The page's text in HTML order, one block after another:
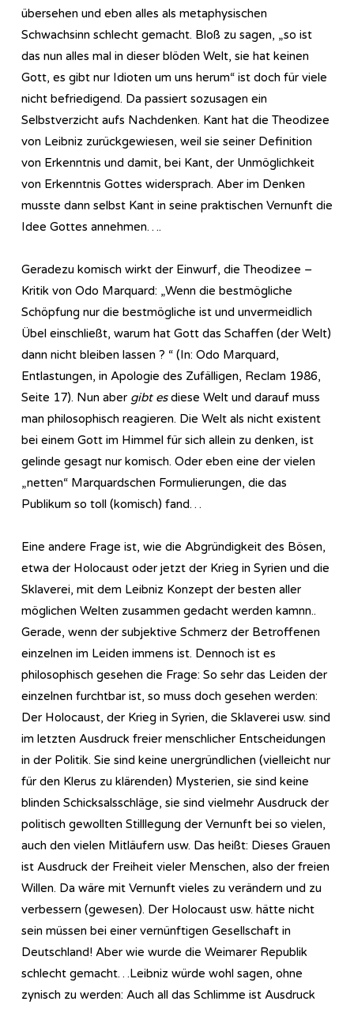
übersehen und eben alles als metaphysischen
Schwachsinn schlecht gemacht. Bloß zu sagen, „so ist
das nun alles mal in dieser blöden Welt, sie hat keinen
Gott, es gibt nur Idioten um uns herum“ ist doch für viele
nicht befriedigend. Da passiert sozusagen ein
Selbstverzicht aufs Nachdenken. Kant hat die Theodizee
von Leibniz zurückgewiesen, weil sie seiner Definition
von Erkenntnis und damit, bei Kant, der Unmöglichkeit
von Erkenntnis Gottes widersprach. Aber im Denken
musste dann selbst Kant in seine praktischen Vernunft die
Idee Gottes annehmen….
Geradezu komisch wirkt der Einwurf, die Theodizee –
Kritik von Odo Marquard: „Wenn die bestmögliche
Schöpfung nur die bestmögliche ist und unvermeidlich
Übel einschließt, warum hat Gott das Schaffen (der Welt)
dann nicht bleiben lassen ? “ (In: Odo Marquard,
Entlastungen, in Apologie des Zufälligen, Reclam 1986,
Seite 17). Nun aber gibt esdiese Welt und darauf muss
man philosophisch reagieren. Die Welt als nicht existent
bei einem Gott im Himmel für sich allein zu denken, ist
gelinde gesagt nur komisch. Oder eben eine der vielen
„netten“ Marquardschen Formulierungen, die das
Publikum so toll (komisch) fand…
Eine andere Frage ist, wie die Abgründigkeit des Bösen,
etwa der Holocaust oder jetzt der Krieg in Syrien und die
Sklaverei, mit dem Leibniz Konzept der besten aller
möglichen Welten zusammen gedacht werden kamnn..
Gerade, wenn der subjektive Schmerz der Betroffenen
einzelnen im Leiden immens ist. Dennoch ist es
philosophisch gesehen die Frage: So sehr das Leiden der
einzelnen furchtbar ist, so muss doch gesehen werden:
Der Holocaust, der Krieg in Syrien, die Sklaverei usw. sind
im letzten Ausdruck freier menschlicher Entscheidungen
in der Politik. Sie sind keine unergründlichen (vielleicht nur
für den Klerus zu klärenden) Mysterien, sie sind keine
blinden Schicksalsschläge, sie sind vielmehr Ausdruck der
politisch gewollten Stilllegung der Vernunft bei so vielen,
auch den vielen Mitläufern usw. Das heißt: Dieses Grauen
ist Ausdruck der Freiheit vieler Menschen, also der freien
Willen. Da wäre mit Vernunft vieles zu verändern und zu
verbessern (gewesen). Der Holocaust usw. hätte nicht
sein müssen bei einer vernünftigen Gesellschaft in
Deutschland! Aber wie wurde die Weimarer Republik
schlecht gemacht…Leibniz würde wohl sagen, ohne
zynisch zu werden: Auch all das Schlimme ist Ausdruck